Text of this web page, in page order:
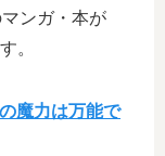
ンガ・本が
。
魔力は万能で